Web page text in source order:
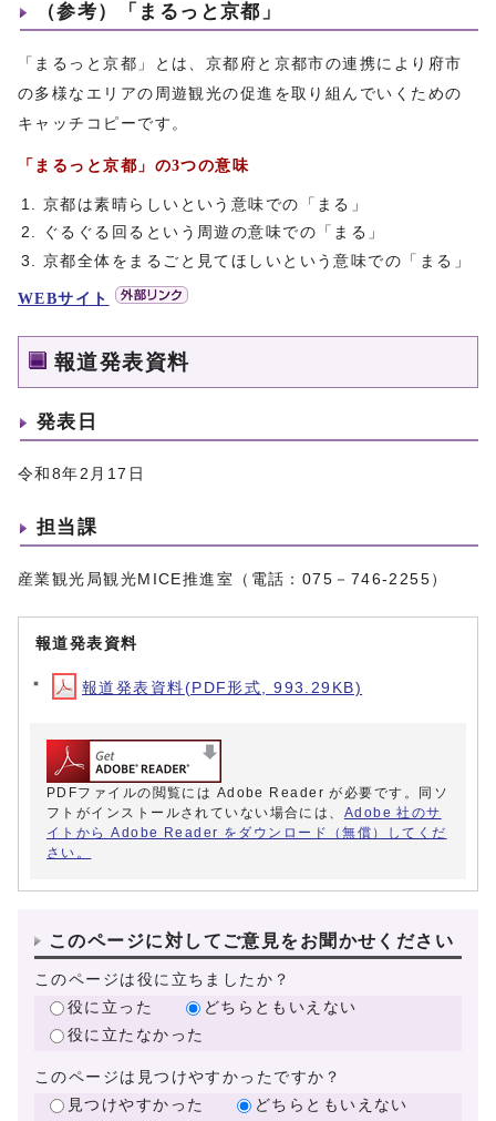
（参考）「まるっと京都」
「まるっと京都」とは、京都府と京都市の連携により府市
の多様なエリアの周遊観光の促進を取り組んでいくための
キャッチコピーです。
「まるっと京都」の3つの意味
京都は素晴らしいという意味での「まる」
ぐるぐる回るという周遊の意味での「まる」
京都全体をまるごと見てほしいという意味での「まる」
WEBサイト
報道発表資料
発表日
令和8年2月17日
担当課
産業観光局観光MICE推進室（電話：075－746-2255）
報道発表資料
報道発表資料(PDF形式, 993.29KB)
PDFファイルの閲覧には Adobe Reader が必要です。同ソ
フトがインストールされていない場合には、 Adobe 社のサ
イトから Adobe Reader をダウンロード（無償）してくだ
さい。
このページに対してご意見をお聞かせください
このページは役に立ちましたか？
役に立った
どちらともいえない
役に立たなかった
このページは見つけやすかったですか？
見つけやすかった
どちらともいえない